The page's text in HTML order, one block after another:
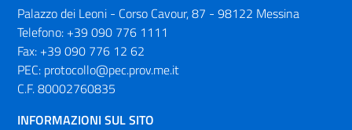
Palazzo dei Leoni - Corso Cavour, 87 - 98122 Messina
Telefono: +39 090 776 1111
Fax: +39 090 776 12 62
PEC: protocollo@pec.prov.me.it
C.F. 80002760835
INFORMAZIONI SUL SITO